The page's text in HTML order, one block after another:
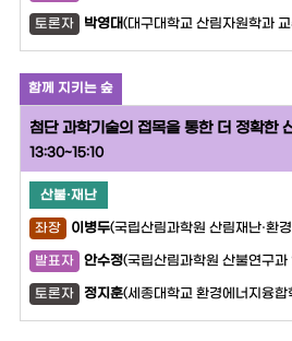
토론자 박영대(대구대학교 산림자원학과
함께 지키는 숲
첨단 과학기술의 접목을 통한 더 정확한
13:30~15:10
산불·재난
좌장 이병두(국립산림과학원 산림재난·환
발표자 안수정(국립산림과학원 산불연구과
토론자 정지훈(세종대학교 환경에너지융합